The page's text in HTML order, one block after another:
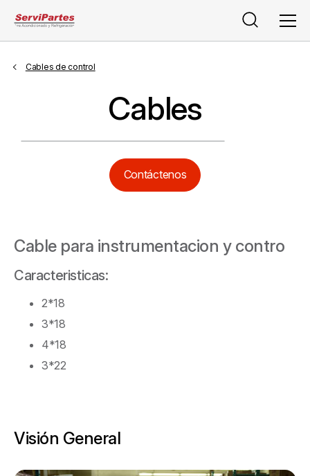
Buscar
Cables de control
Cables
Contáctenos
Cable para instrumentacion y contro
Caracteristicas:
2*18
3*18
4*18
3*22
Visión General